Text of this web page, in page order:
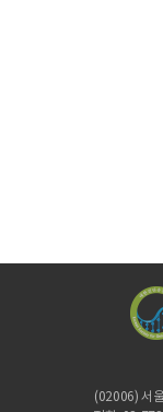
(02006) 서